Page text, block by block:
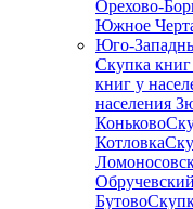
Орехово-
Южное
Юго-
Скупка
книг у
населения
Коньково
Котловка
Обручевский
Бутово